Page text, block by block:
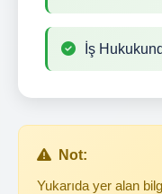
İş
Not:
Yukarıda yer alan